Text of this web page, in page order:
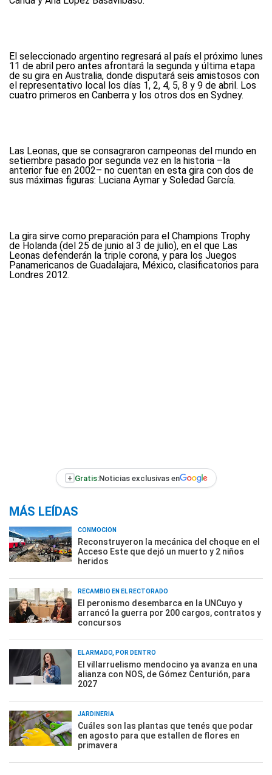
El seleccionado argentino regresará al país el próximo lunes
11 de abril pero antes afrontará la segunda y última etapa
de su gira en Australia, donde disputará seis amistosos con
el representativo local los días 1, 2, 4, 5, 8 y 9 de abril. Los
cuatro primeros en Canberra y los otros dos en Sydney.
Las Leonas, que se consagraron campeonas del mundo en
setiembre pasado por segunda vez en la historia –la
anterior fue en 2002– no cuentan en esta gira con dos de
sus máximas figuras: Luciana Aymar y Soledad García.
La gira sirve como preparación para el Champions Trophy
de Holanda (del 25 de junio al 3 de julio), en el que Las
Leonas defenderán la triple corona, y para los Juegos
Panamericanos de Guadalajara, México, clasificatorios para
Londres 2012.
+ Gratis:Noticias exclusivas en
MÁS LEÍDAS
CONMOCIÓN
Reconstruyeron la mecánica del choque en el
Acceso Este que dejó un muerto y 2 niños
heridos
RECAMBIO EN EL RECTORADO
El peronismo desembarca en la UNCuyo y
arrancó la guerra por 200 cargos, contratos y
concursos
EL ARMADO, POR DENTRO
El villarruelismo mendocino ya avanza en una
alianza con NOS, de Gómez Centurión, para
2027
JARDINERÍA
Cuáles son las plantas que tenés que podar
en agosto para que estallen de flores en
primavera